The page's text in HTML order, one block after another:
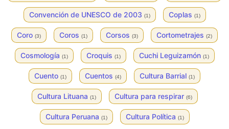
Convención de UNESCO de 2003 (1) Coplas (1)
Coro (3) Coros (1) Corsos (3) Cortometrajes (2)
Cosmología (1) Croquis (1) Cuchi Leguizamón (1)
Cuento (1) Cuentos (4) Cultura Barrial (1)
Cultura Lituana (1) Cultura para respirar (6)
Cultura Peruana (1) Cultura Política (1)